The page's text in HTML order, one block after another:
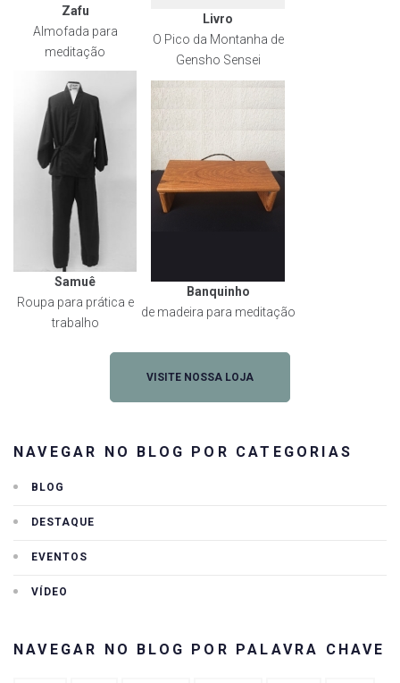
Zafu
Almofada para
meditação
Livro
O Pico da Montanha de
Gensho Sensei
Samuê
Roupa para prática e
trabalho
Banquinho
de madeira para meditação
VISITE NOSSA LOJA
NAVEGAR NO BLOG POR CATEGORIAS
BLOG
DESTAQUE
EVENTOS
VÍDEO
NAVEGAR NO BLOG POR PALAVRA CHAVE